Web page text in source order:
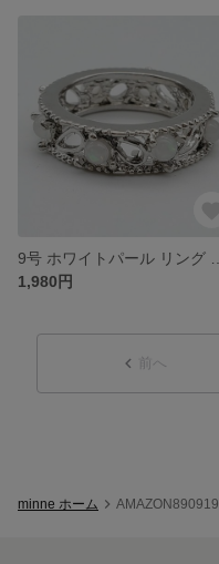
1,980円
前へ
minne ホーム